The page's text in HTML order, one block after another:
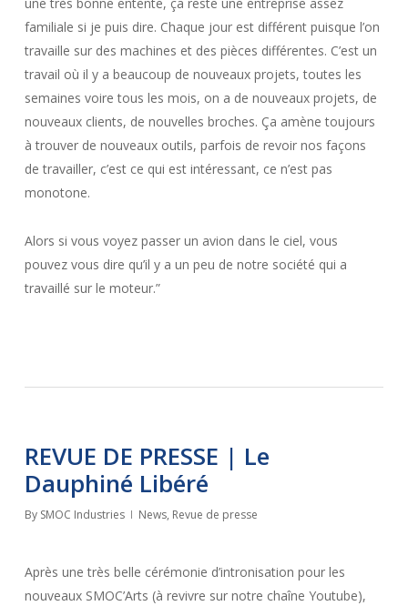
une très bonne entente, ça reste une entreprise assez
familiale si je puis dire. Chaque jour est différent puisque l’on
travaille sur des machines et des pièces différentes. C’est un
travail où il y a beaucoup de nouveaux projets, toutes les
semaines voire tous les mois, on a de nouveaux projets, de
nouveaux clients, de nouvelles broches. Ça amène toujours
à trouver de nouveaux outils, parfois de revoir nos façons
de travailler, c’est ce qui est intéressant, ce n’est pas
monotone.
Alors si vous voyez passer un avion dans le ciel, vous
pouvez vous dire qu’il y a un peu de notre société qui a
travaillé sur le moteur.”
REVUE DE PRESSE | Le
Dauphiné Libéré
By SMOC Industries News, Revue de presse
Après une très belle cérémonie d’intronisation pour les
nouveaux SMOC’Arts (à revivre sur notre chaîne Youtube),